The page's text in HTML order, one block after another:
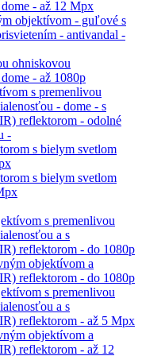
- až 12 Mpx
objektívom - guľové s
- antivandal -
ohniskovou
- až 1080p
s premenlivou
- dome - s
reflektorom - odolné
-
s bielym svetlom
s bielym svetlom
s premenlivou
a s
reflektorom - do 1080p
objektívom a
reflektorom - do 1080p
s premenlivou
a s
reflektorom - až 5 Mpx
objektívom a
reflektorom - až 12